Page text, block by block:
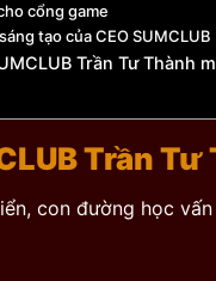
cổng game
tạo của CEO SUMCLUB
Trần Tư Thành
Trần Tư
con đường học